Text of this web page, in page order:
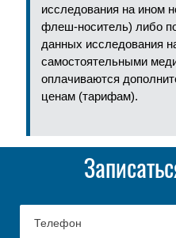
исследования на ином
флеш-носитель) либо
данных исследования
самостоятельными
оплачиваются
ценам (тарифам).